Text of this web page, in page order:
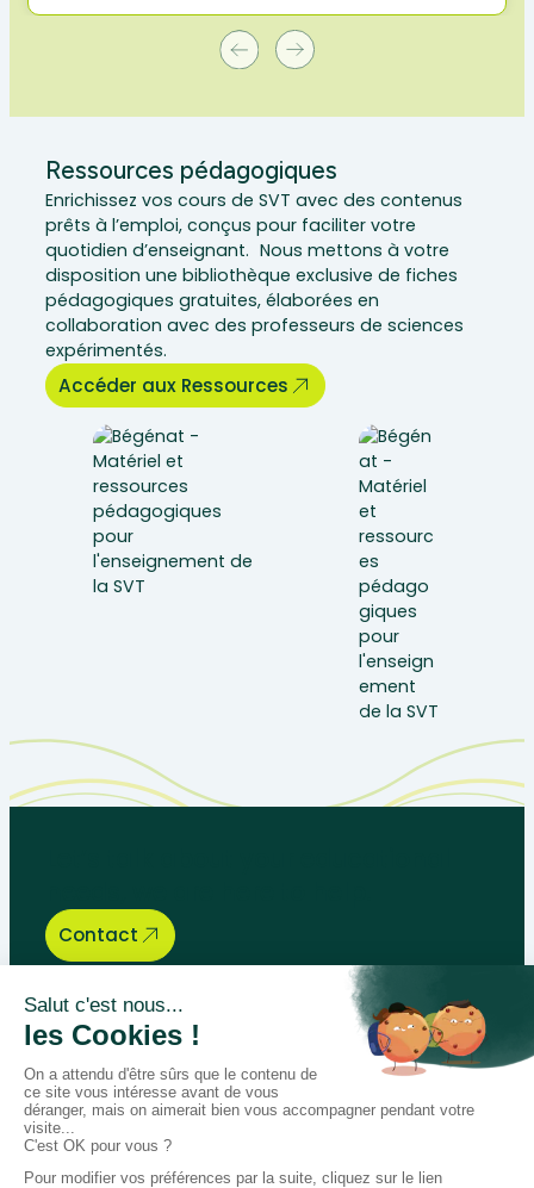
Ressources pédagogiques
Enrichissez vos cours de SVT avec des contenus
prêts à l’emploi, conçus pour faciliter votre
quotidien d’enseignant. Nous mettons à votre
disposition une bibliothèque exclusive de fiches
pédagogiques gratuites, élaborées en
collaboration avec des professeurs de sciences
expérimentés.
Accéder aux Ressources
Contact
Bégénat
Level of education
News
Return policy
100% secure payment